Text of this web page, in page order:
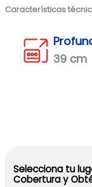
Características
39 cm
Selecciona tu
Cobertura y